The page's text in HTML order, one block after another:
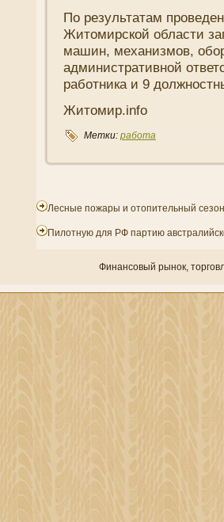
По результатам
Житомирской области
машин, механи­змов,
админи­стративной
работни­ка и 9
Житомир.info
Метки: работа
Лесные пожары и отопительный
Пилотную для РФ партию
Финансовый рынок,